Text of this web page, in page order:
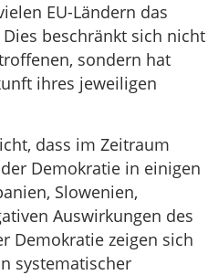
EU-Ländern das
beschränkt sich nicht
sondern hat
ihres jeweiligen
dass im Zeitraum
Demokratie in einigen
Slowenien,
Auswirkungen des
Demokratie zeigen sich
systematischer